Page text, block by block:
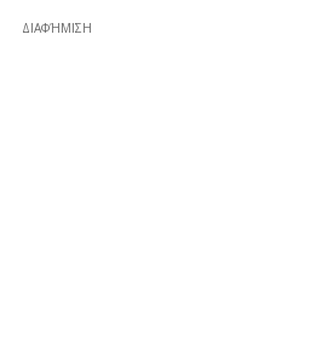
ΔΙΑΦΉΜΙΣΗ